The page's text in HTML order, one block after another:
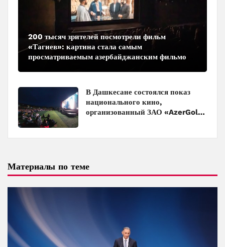
200 тысяч зрителей посмотрели фильм
«Тагиев»: картина стала самым
просматриваемым азербайджанским фильмом
В Дашкесане состоялся показ
национального кино,
организованный ЗАО «AzerGold»
Материалы по теме